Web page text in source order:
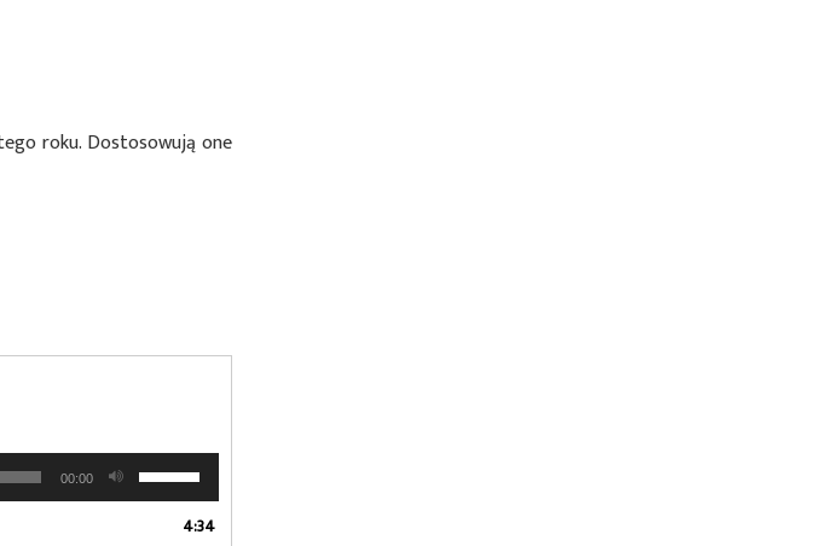
roku. Dostosowują one
00:00
4:34